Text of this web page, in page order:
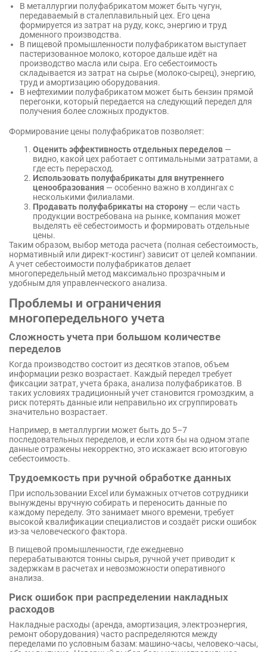
В металлургии полуфабрикатом может быть чугун,
передаваемый в сталеплавильный цех. Его цена
формируется из затрат на руду, кокс, энергию и труд
доменного производства.
В пищевой промышленности полуфабрикатом выступает
пастеризованное молоко, которое дальше идёт на
производство масла или сыра. Его себестоимость
складывается из затрат на сырье (молоко-сырец), энергию,
труд и амортизацию оборудования.
В нефтехимии полуфабрикатом может быть бензин прямой
перегонки, который передается на следующий передел для
получения более сложных продуктов.
Формирование цены полуфабрикатов позволяет:
Оценить эффективность отдельных переделов —
видно, какой цех работает с оптимальными затратами, а
где есть перерасход.
Использовать полуфабрикаты для внутреннего
ценообразования — особенно важно в холдингах с
несколькими филиалами.
Продавать полуфабрикаты на сторону — если часть
продукции востребована на рынке, компания может
выделять её себестоимость и формировать отдельные
цены.
Таким образом, выбор метода расчета (полная себестоимость,
нормативный или директ-костинг) зависит от целей компании.
А учет себестоимости полуфабрикатов делает
многопередельный метод максимально прозрачным и
удобным для управленческого анализа.
Проблемы и ограничения
многопередельного учета
Сложность учета при большом количестве
переделов
Когда производство состоит из десятков этапов, объем
информации резко возрастает. Каждый передел требует
фиксации затрат, учета брака, анализа полуфабрикатов. В
таких условиях традиционный учет становится громоздким, а
риск потерять данные или неправильно их сгруппировать
значительно возрастает.
Например, в металлургии может быть до 5–7
последовательных переделов, и если хотя бы на одном этапе
данные отражены некорректно, это искажает всю итоговую
себестоимость.
Трудоемкость при ручной обработке данных
При использовании Excel или бумажных отчетов сотрудники
вынуждены вручную собирать и переносить данные по
каждому переделу. Это занимает много времени, требует
высокой квалификации специалистов и создаёт риски ошибок
из-за человеческого фактора.
В пищевой промышленности, где ежедневно
перерабатываются тонны сырья, ручной учет приводит к
задержкам в расчетах и невозможности оперативного
анализа.
Риск ошибок при распределении накладных
расходов
Накладные расходы (аренда, амортизация, электроэнергия,
ремонт оборудования) часто распределяются между
переделами по условным базам: машино-часы, человеко-часы,